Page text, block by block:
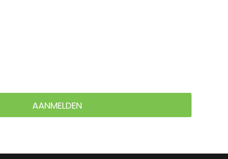
AANMELDEN